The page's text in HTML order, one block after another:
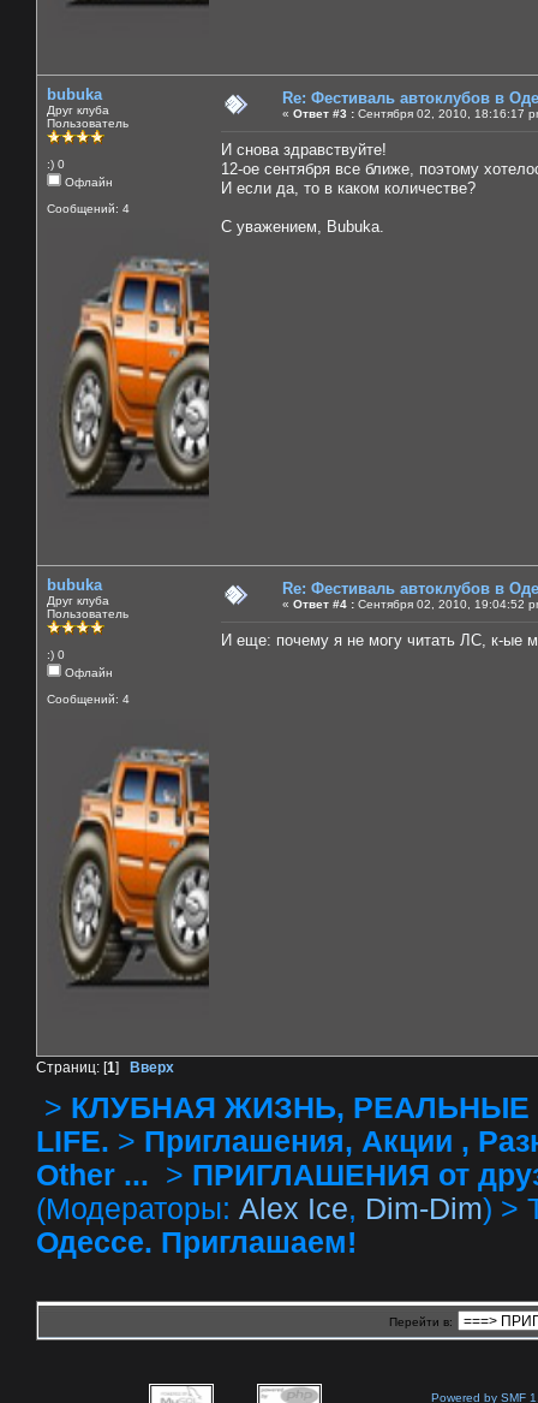
bubuka
Друг клуба
Пользователь
:) 0
Офлайн
Сообщений: 4
Re: Фестиваль автоклубов в
« Ответ #3 : Сентября 02, 2010, 18:16:17
И снова здравствуйте!
12-ое сентября все ближе, поэтому
И если да, то в каком количестве?
С уважением, Bubuka.
bubuka
Друг клуба
Пользователь
:) 0
Офлайн
Сообщений: 4
Re: Фестиваль автоклубов в
« Ответ #4 : Сентября 02, 2010, 19:04:52
И еще: почему я не могу читать ЛС, к-ые
Страниц: [1] Вверх
> КЛУБНАЯ ЖИЗНЬ, РЕАЛЬНЫЕ
LIFE. > Приглашения, Акции ,
Other ... > ПРИГЛАШЕНИЯ от
(Модераторы: Alex Ice, Dim-Dim) >
Одессе. Приглашаем!
Перейти в:
Powered by SMF